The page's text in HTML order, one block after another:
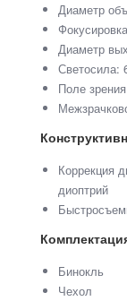
Диаметр
Диаметр
Светосила:
Поле
Коррекция
диоптрий
Бинокль
Чехол